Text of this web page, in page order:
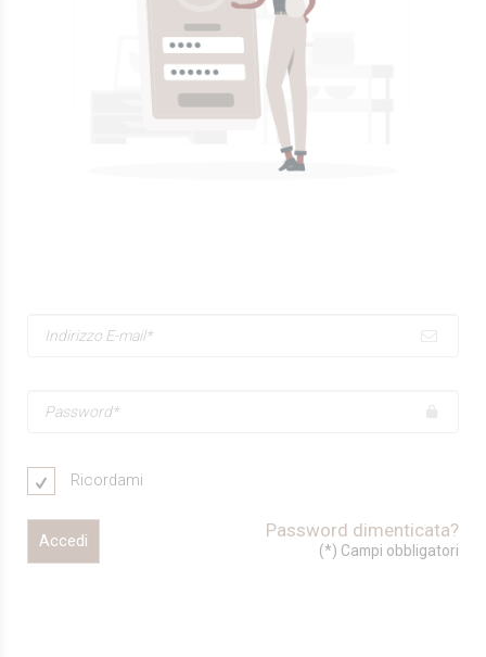
Ricordami
Accedi Password dimenticata?
(*) Campi obbligatori